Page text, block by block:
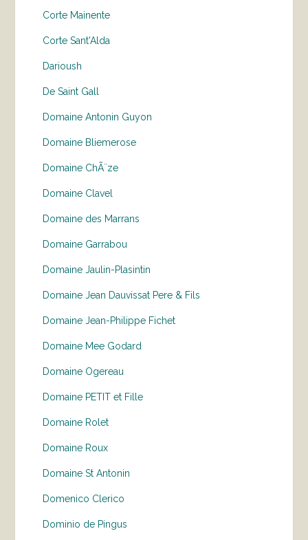
Corte Mainente
Corte Sant'Alda
Darioush
De Saint Gall
Domaine Antonin Guyon
Domaine Bliemerose
Domaine ChÃ¨ze
Domaine Clavel
Domaine des Marrans
Domaine Garrabou
Domaine Jaulin-Plasintin
Domaine Jean Dauvissat Pere & Fils
Domaine Jean-Philippe Fichet
Domaine Mee Godard
Domaine Ogereau
Domaine PETIT et Fille
Domaine Rolet
Domaine Roux
Domaine St Antonin
Domenico Clerico
Dominio de Pingus